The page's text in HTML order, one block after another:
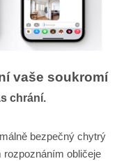
vaše soukromí
chrání.
bezpečný chytrý
rozpoznáním obličeje